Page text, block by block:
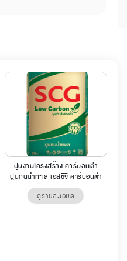
ปูนงานโครงสร้าง คาร์บอนต่ำ
ปูนทนน้ำทะเล เอสซีจี คาร์บอนต่ำ
ดูรายละเอียด